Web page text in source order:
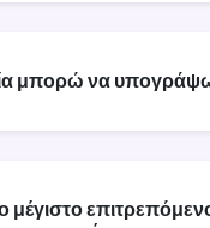
μπορώ να
μέγιστο